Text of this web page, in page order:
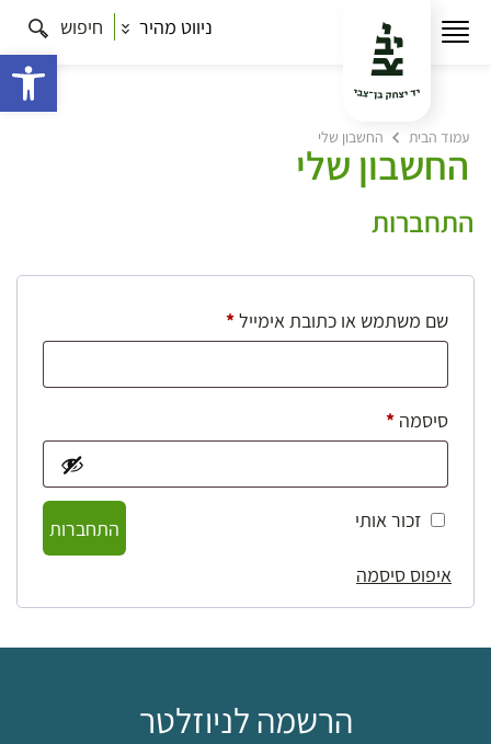
ניווט מהיר חיפוש
עמוד הבית החשבון שלי
החשבון שלי
התחברות
שם משתמש או כתובת אימייל*חובה
סיסמה *חובה
זכור אותי
התחברות
איפוס סיסמה
הרשמה לניוזלטר